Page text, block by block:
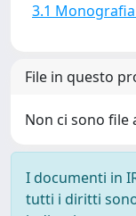
3.1
File in questo
Non ci sono file
I documenti in
tutti i diritti